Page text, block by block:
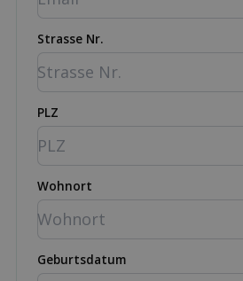
Strasse Nr.
PLZ
Wohnort
Geburtsdatum